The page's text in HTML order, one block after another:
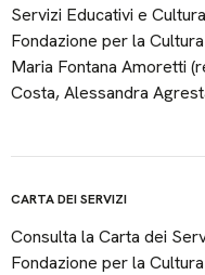
Servizi Educativi e
Fondazione per la Cultura
Maria Fontana Amoretti
Costa, Alessandra
CARTA DEI SERVIZI
Consulta la Carta dei
Fondazione per la Cultura